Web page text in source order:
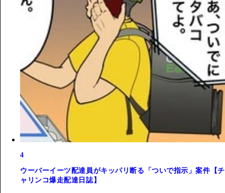
4
ウーバーイーツ配達員がキッパリ断る「ついで指示」案件【チ
ャリンコ爆走配達日誌】